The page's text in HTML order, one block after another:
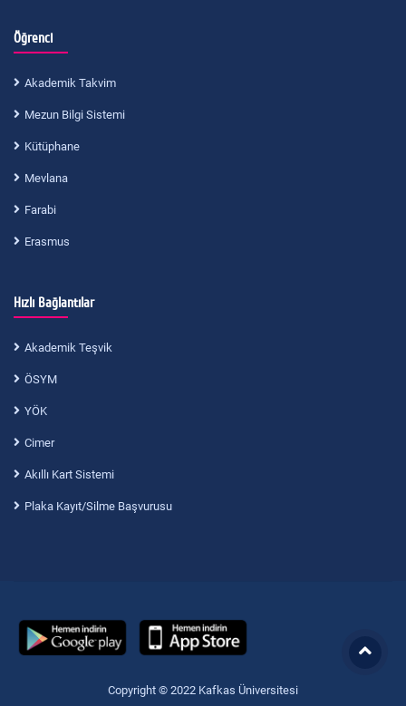
Öğrenci
Akademik Takvim
Mezun Bilgi Sistemi
Kütüphane
Mevlana
Farabi
Erasmus
Hızlı Bağlantılar
Akademik Teşvik
ÖSYM
YÖK
Cimer
Akıllı Kart Sistemi
Plaka Kayıt/Silme Başvurusu
Copyright © 2022 Kafkas Üniversitesi